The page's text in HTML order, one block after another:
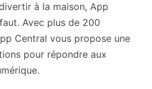
à la maison, App
Avec plus de 200
Central vous propose une
pour répondre aux